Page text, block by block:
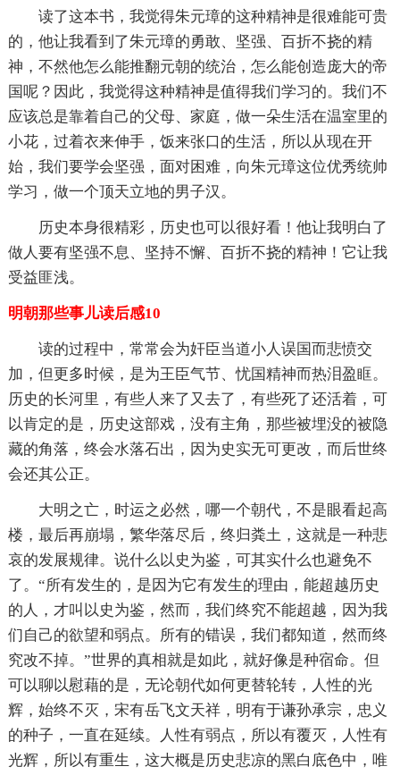
读了这本书，我觉得朱元璋的这种精神是很难能可贵
的，他让我看到了朱元璋的勇敢、坚强、百折不挠的精
神，不然他怎么能推翻元朝的统治，怎么能创造庞大的帝
国呢？因此，我觉得这种精神是值得我们学习的。我们不
应该总是靠着自己的父母、家庭，做一朵生活在温室里的
小花，过着衣来伸手，饭来张口的生活，所以从现在开
始，我们要学会坚强，面对困难，向朱元璋这位优秀统帅
学习，做一个顶天立地的男子汉。
历史本身很精彩，历史也可以很好看！他让我明白了
做人要有坚强不息、坚持不懈、百折不挠的精神！它让我
受益匪浅。
明朝那些事儿读后感10
读的过程中，常常会为奸臣当道小人误国而悲愤交
加，但更多时候，是为王臣气节、忧国精神而热泪盈眶。
历史的长河里，有些人来了又去了，有些死了还活着，可
以肯定的是，历史这部戏，没有主角，那些被埋没的被隐
藏的角落，终会水落石出，因为史实无可更改，而后世终
会还其公正。
大明之亡，时运之必然，哪一个朝代，不是眼看起高
楼，最后再崩塌，繁华落尽后，终归粪土，这就是一种悲
哀的发展规律。说什么以史为鉴，可其实什么也避免不
了。“所有发生的，是因为它有发生的理由，能超越历史
的人，才叫以史为鉴，然而，我们终究不能超越，因为我
们自己的欲望和弱点。所有的错误，我们都知道，然而终
究改不掉。”世界的真相就是如此，就好像是种宿命。但
可以聊以慰藉的是，无论朝代如何更替轮转，人性的光
辉，始终不灭，宋有岳飞文天祥，明有于谦孙承宗，忠义
的种子，一直在延续。人性有弱点，所以有覆灭，人性有
光辉，所以有重生，这大概是历史悲凉的黑白底色中，唯